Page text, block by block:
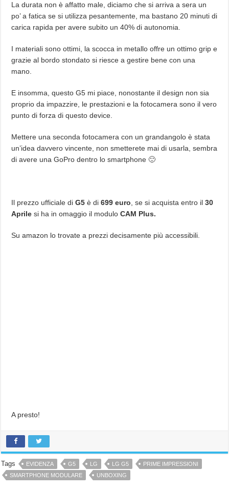
La durata non è affatto male, diciamo che si arriva a sera un
po’ a fatica se si utilizza pesantemente, ma bastano 20 minuti di
carica rapida per avere subito un 40% di autonomia.
I materiali sono ottimi, la scocca in metallo offre un ottimo grip e
grazie al bordo stondato si riesce a gestire bene con una
mano.
E insomma, questo G5 mi piace, nonostante il design non sia
proprio da impazzire, le prestazioni e la fotocamera sono il vero
punto di forza di questo device.
Mettere una seconda fotocamera con un grandangolo è stata
un’idea davvero vincente, non smetterete mai di usarla, sembra
di avere una GoPro dentro lo smartphone 🙂
Il prezzo ufficiale diG5 è di699 euro , se si acquista entro il30
Aprile si ha in omaggio il moduloCAM Plus.
Su amazon lo trovate a prezzi decisamente più accessibili.
A presto!
Tags EVIDENZA G5 LG LG G5
PRIME IMPRESSIONI
SMARTPHONE MODULARE
UNBOXING